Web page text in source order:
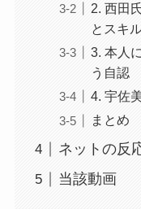
2. 西田
とスキ
3. 本人
う自認
4. 宇佐
まとめ
ネットの反
当該動画